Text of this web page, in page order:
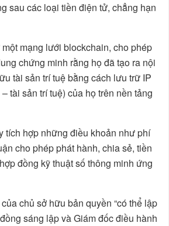
sau các loại tiền điện tử, chẳng hạn
mạng lưới blockchain, cho phép
chứng minh rằng họ đã tạo ra nội
tài sản trí tuệ bằng cách lưu trữ IP
tài sản trí tuệ) của họ trên nền tảng
tích hợp những điều khoản như phí
cho phép phát hành, chia sẻ, tiền
đồng kỹ thuật số thông minh ứng
chủ sở hữu bản quyền “có thể lập
sáng lập và Giám đốc điều hành